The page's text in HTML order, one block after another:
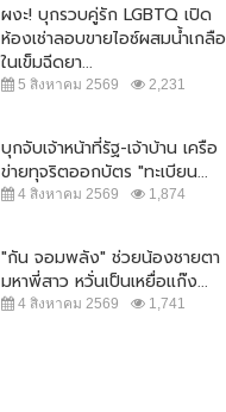
ผงะ! บุกรวบคู่รัก LGBTQ เปิด
ห้องเช่าลอบขายไอซ์ผสมน้ำเกลือ
ในเข็มฉีดยา...
5 สิงหาคม 2569 2,231
บุกจับเจ้าหน้าที่รัฐ-เจ้าบ้าน เครือ
ข่ายทุจริตออกบัตร "ทะเบียน...
4 สิงหาคม 2569 1,874
"กัน จอมพลัง" ช่วยน้องชายตา
มหาพี่สาว หวั่นเป็นเหยื่อแก๊ง...
4 สิงหาคม 2569 1,741